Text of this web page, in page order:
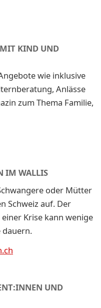
KIND UND
wie inklusive
Anlässe
zum Thema Familie,
IM WALLIS
oder Mütter
Schweiz auf. Der
Krise kann wenige
dauern.
UND